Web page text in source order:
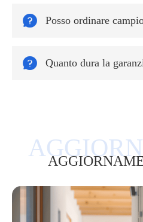
 Posso ordinare
 Quanto dura la